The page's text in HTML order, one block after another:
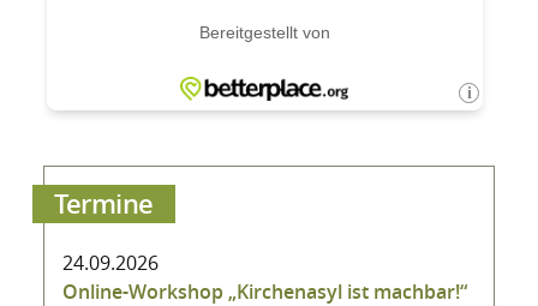
Termine
24.09.2026
Online-Workshop „Kirchenasyl ist machbar!“